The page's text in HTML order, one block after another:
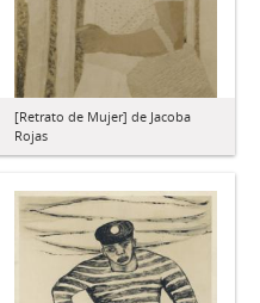
[Retrato de Mujer] de Jacoba
Rojas